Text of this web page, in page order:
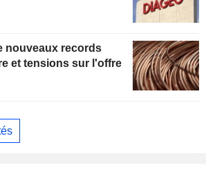
nouveaux records
et tensions sur l'offre